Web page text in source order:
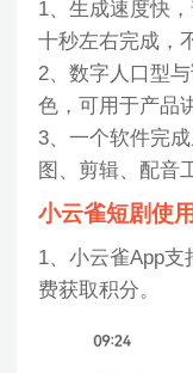
1、生成速度快
十秒左右完成，
2、数字人口型
色，可用于产品
3、一个软件完
图、剪辑、配音
小云雀短剧使
1、小云雀App
费获取积分。